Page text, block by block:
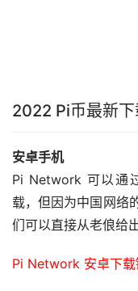
2022 Pi币最新下
安卓手机
Pi Network 可以通
载，但因为中国网络
们可以直接从老俍给
Pi Network 安卓下载